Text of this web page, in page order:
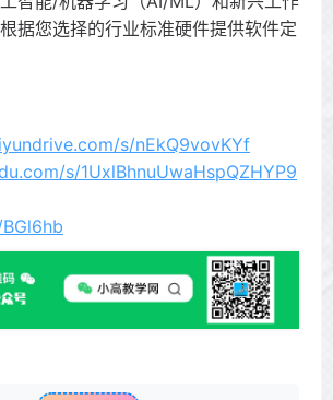
据您选择的行业标准硬件提供软件定
s/nEkQ9vovKYf
s/1UxlBhnuUwaHspQZHYP9